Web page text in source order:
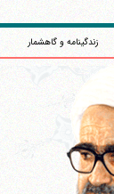
زندگینامه و گاهشمار